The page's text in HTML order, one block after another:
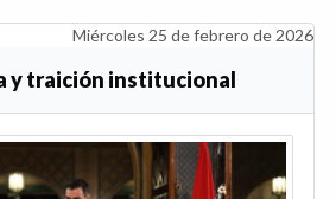
Miércoles 25 de febrero de 2026
y traición institucional